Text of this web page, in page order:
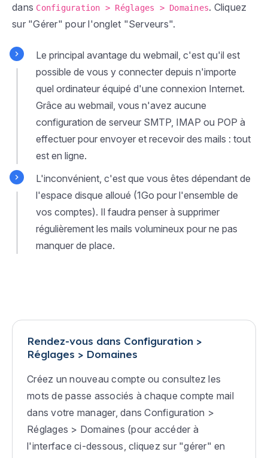
dans Configuration > Réglages > Domaines. Cliquez
sur "Gérer" pour l'onglet "Serveurs".
Le principal avantage du webmail, c'est qu'il est
possible de vous y connecter depuis n'importe
quel ordinateur équipé d'une connexion Internet.
Grâce au webmail, vous n'avez aucune
configuration de serveur SMTP, IMAP ou POP à
effectuer pour envoyer et recevoir des mails : tout
est en ligne.
L'inconvénient, c'est que vous êtes dépendant de
l'espace disque alloué (1Go pour l'ensemble de
vos comptes). Il faudra penser à supprimer
régulièrement les mails volumineux pour ne pas
manquer de place.
Rendez-vous dans Configuration >
Réglages > Domaines
Créez un nouveau compte ou consultez les
mots de passe associés à chaque compte mail
dans votre manager, dansConfiguration >
Réglages > Domaines (pour accéder à
l'interface ci-dessous, cliquez sur "gérer" en